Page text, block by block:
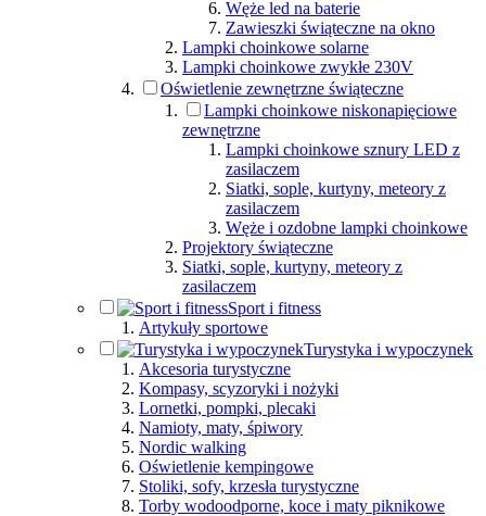
Węże led na baterie
Zawieszki świąteczne na okno
Lampki choinkowe solarne
Lampki choinkowe zwykłe 230V
Oświetlenie zewnętrzne świąteczne
Lampki choinkowe niskonapięciowe
zewnętrzne
Lampki choinkowe sznury LED z
zasilaczem
Siatki, sople, kurtyny, meteory z
zasilaczem
Węże i ozdobne lampki choinkowe
Projektory świąteczne
Siatki, sople, kurtyny, meteory z
zasilaczem
Sport i fitness
Artykuły sportowe
Turystyka i wypoczynek
Akcesoria turystyczne
Kompasy, scyzoryki i nożyki
Lornetki, pompki, plecaki
Namioty, maty, śpiwory
Nordic walking
Oświetlenie kempingowe
Stoliki, sofy, krzesła turystyczne
Torby wodoodporne, koce i maty piknikowe